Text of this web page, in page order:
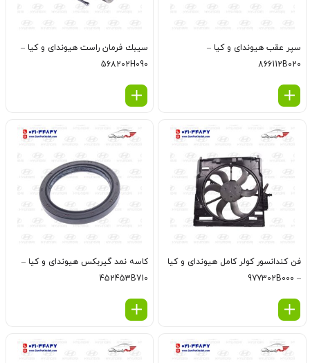
سپر عقب هیوندای و کیا –
866112B020
سيبك فرمان راست هیوندای و کیا –
568202H090
فن كندانسور كولر كامل هیوندای و کیا
– 977302B000
كاسه نمد گيربكس هیوندای و کیا –
452453B710